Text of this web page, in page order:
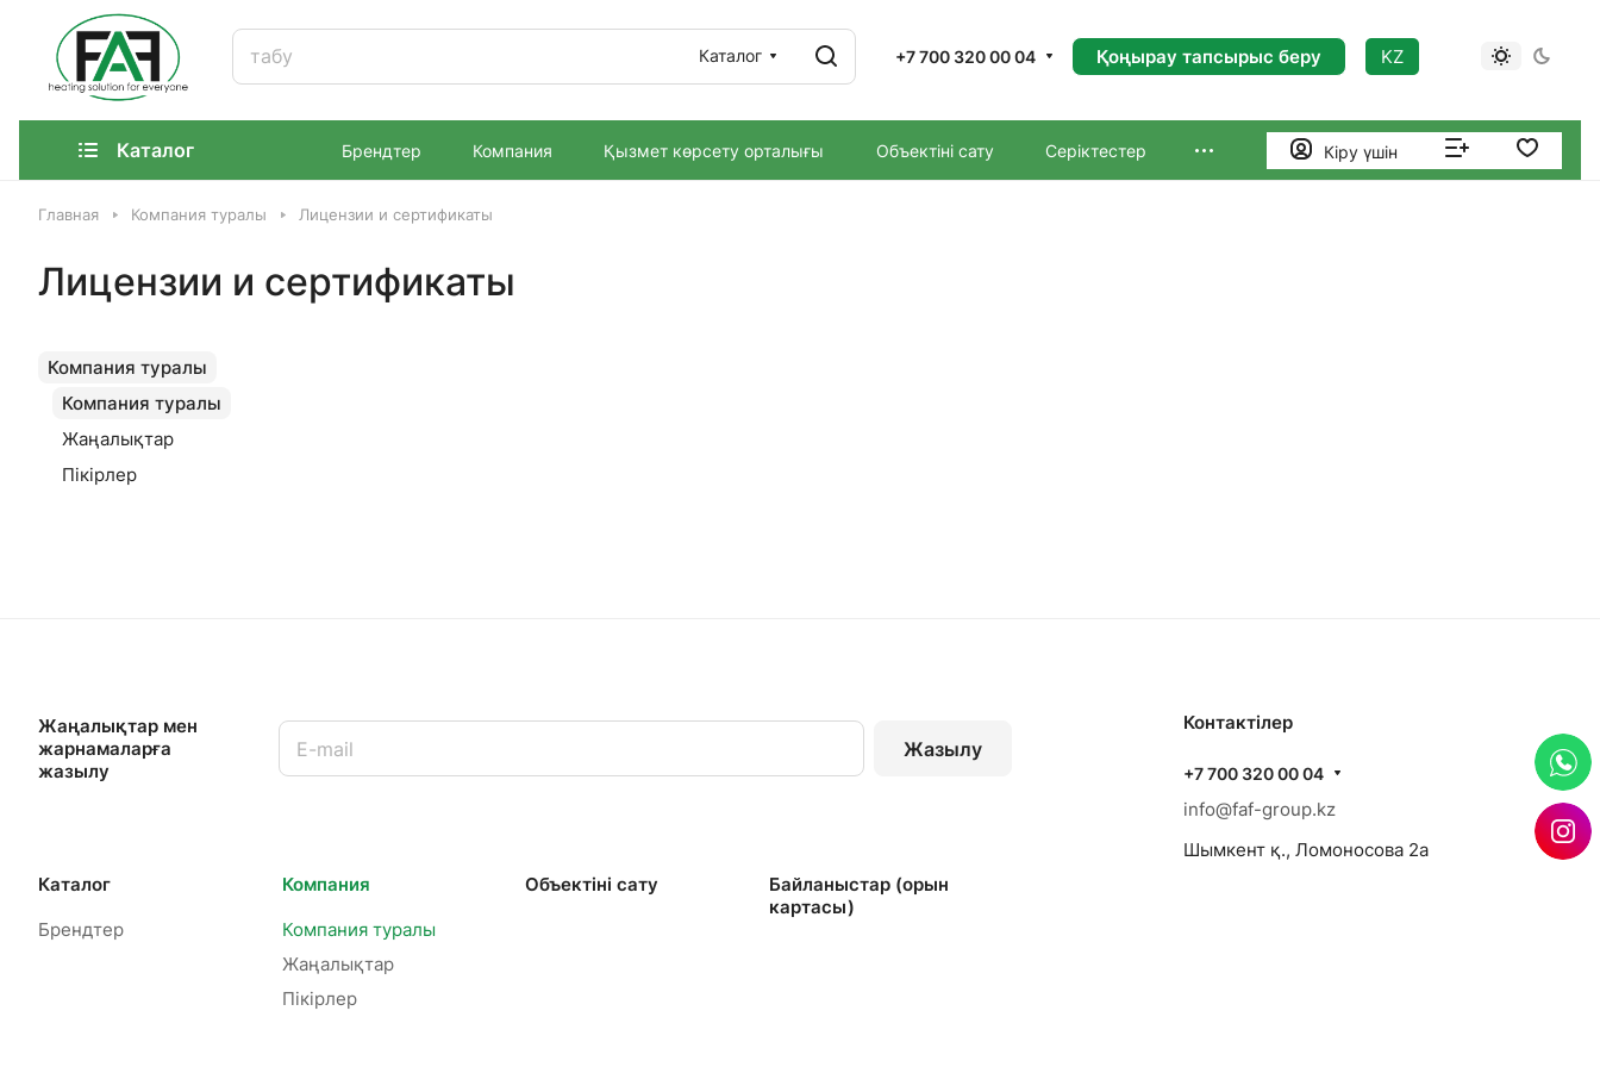
Каталог +7 700 320 00 04 Қоңырау тапсырыс беру KZ
Каталог Брендтер Компания Қызмет көрсету орталығы Объектіні сату Серіктестер Кіру үшін
Главная Компания туралы Лицензии и сертификаты
Лицензии и сертификаты
Компания туралы
Компания туралы
Жаңалықтар
Пікірлер
Жаңалықтар мен
жарнамаларға
жазылу
Жазылу
Каталог
Брендтер
Компания
Компания туралы
Жаңалықтар
Пікірлер
Объектінi сату
Байланыстар (орын
картасы)
Контактілер
+7 700 320 00 04
info@faf-group.kz
Шымкент қ., Ломоносова 2а